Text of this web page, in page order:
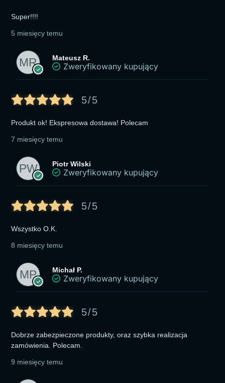
Super!!!!
5 miesięcy temu
Mateusz R.
Zweryfikowany kupujący
5/5
Produkt ok! Ekspresowa dostawa! Polecam
7 miesięcy temu
Piotr Wilski
Zweryfikowany kupujący
5/5
Wszystko O.K.
8 miesięcy temu
Michał P.
Zweryfikowany kupujący
5/5
Dobrze zabezpieczone produkty, oraz szybka realizacja
zamówienia. Polecam.
9 miesięcy temu